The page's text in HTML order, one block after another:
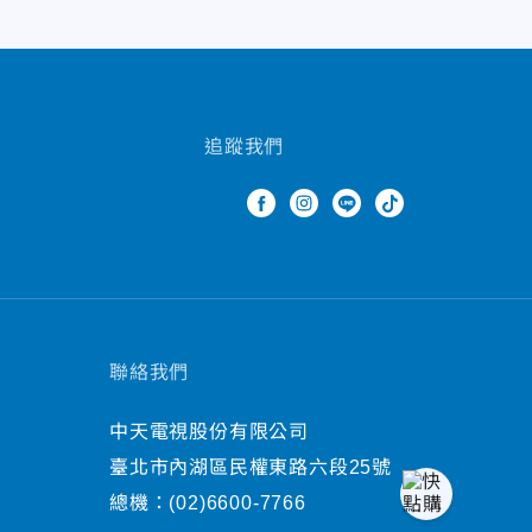
追蹤我們
聯絡我們
中天電視股份有限公司
臺北市內湖區民權東路六段25號
總機： (02)6600-7766